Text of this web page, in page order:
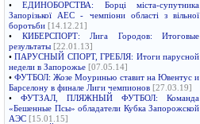
•ЕДИНОБОРСТВА: Борці міста-супутника
Запорізької АЕС - чемпіони області з вільної
боротьби [14.12.21]
• КИБЕРСПОРТ: Лига Городов: Итоговые
результаты [22.01.13]
•ПАРУСНЫЙ СПОРТ, ГРЕБЛЯ: Итоги парусной
недели в Запорожье [07.05.14]
•ФУТБОЛ: Жозе Моуринью ставит на Ювентус и
Барселону в финале Лиги чемпионов [27.03.19]
• ФУТЗАЛ, ПЛЯЖНЫЙ ФУТБОЛ: Команда
«Бешенные Псы» обладатели Кубка Запорожской
АЭС [15.01.15]